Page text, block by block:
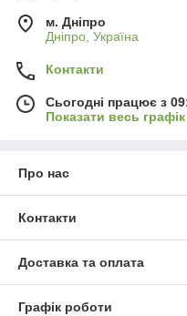
м. Дніпро
Дніпро, Україна
Контакти
Сьогодні працює з
Показати весь
Про нас
Контакти
Доставка та оплата
Графік роботи